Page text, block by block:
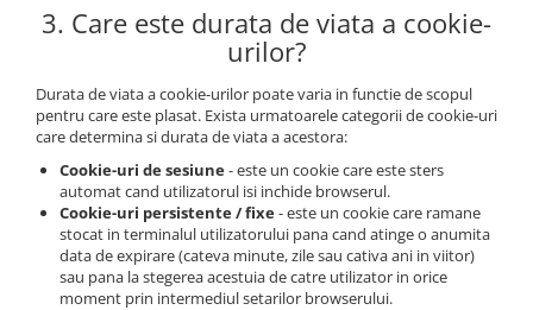
3. Care este durata de viata a cookie-
urilor?
Durata de viata a cookie-urilor poate varia in functie de scopul
pentru care este plasat. Exista urmatoarele categorii de cookie-uri
care determina si durata de viata a acestora:
Cookie-uri de sesiune- este un cookie care este sters
automat cand utilizatorul isi inchide browserul.
Cookie-uri persistente / fixe- este un cookie care ramane
stocat in terminalul utilizatorului pana cand atinge o anumita
data de expirare (cateva minute, zile sau cativa ani in viitor)
sau pana la stegerea acestuia de catre utilizator in orice
moment prin intermediul setarilor browserului.